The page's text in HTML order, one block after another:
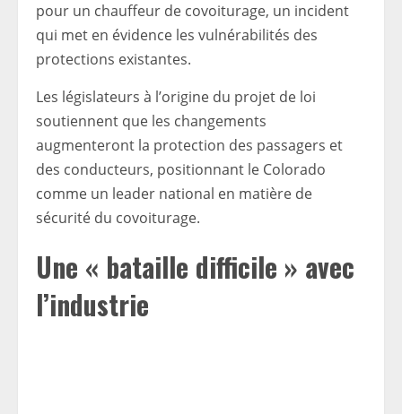
pour un chauffeur de covoiturage, un incident
qui met en évidence les vulnérabilités des
protections existantes.
Les législateurs à l’origine du projet de loi
soutiennent que les changements
augmenteront la protection des passagers et
des conducteurs, positionnant le Colorado
comme un leader national en matière de
sécurité du covoiturage.
Une « bataille difficile » avec
l’industrie